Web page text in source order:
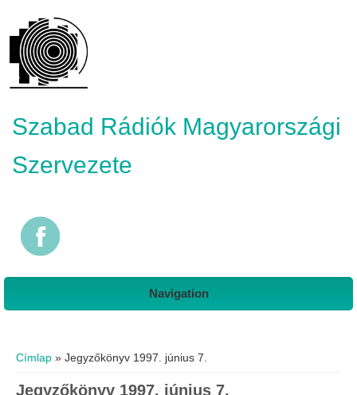
Szabad Rádiók Magyarországi
Szervezete
Navigation
Címlap » Jegyzőkönyv 1997. június 7.
Jegyzőkönyv 1997. június 7.